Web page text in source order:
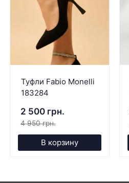
Туфли Fabio Monelli
183284
2 500 грн.
4 950 грн.
В корзину